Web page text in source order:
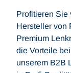
Profitieren Sie
Hersteller von
Premium
die Vorteile
unserem B2B